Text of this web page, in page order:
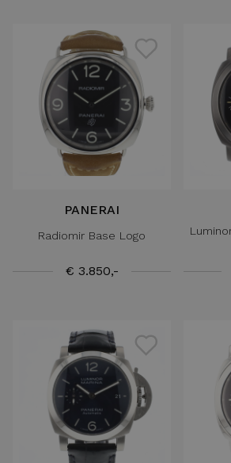
PANERAI
Radiomir Base Logo
€ 3.850,-